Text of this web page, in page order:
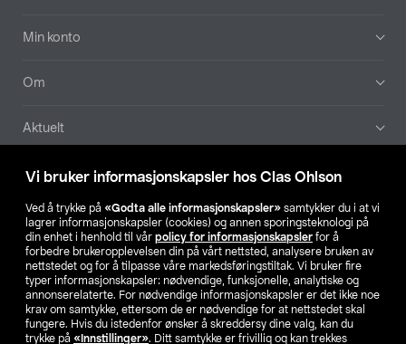
Vi bruker informasjonskapsler hos Clas Ohlson
Ved å trykke på «Godta alle informasjonskapsler» samtykker du i at vi
lagrer informasjonskapsler (cookies) og annen sporingsteknologi på
din enhet i henhold til vår policy for informasjonskapsler for å
forbedre brukeropplevelsen din på vårt nettsted, analysere bruken av
nettstedet og for å tilpasse våre markedsføringstiltak. Vi bruker fire
typer informasjonskapsler: nødvendige, funksjonelle, analytiske og
annonserelaterte. For nødvendige informasjonskapsler er det ikke noe
krav om samtykke, ettersom de er nødvendige for at nettstedet skal
fungere. Hvis du istedenfor ønsker å skreddersy dine valg, kan du
trykke på «Innstillinger». Ditt samtykke er frivillig og kan trekkes
Min konto
Om
Aktuelt
Våre selskaper
Finn din butikk
SE NO FI